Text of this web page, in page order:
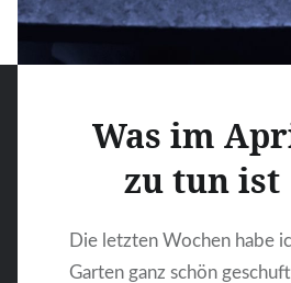
Was im
zu tun ist
Die letzten Wochen habe
Garten ganz schön